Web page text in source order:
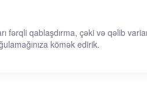
fərqli qablaşdırma, çəki və qəlib
kömək edirik.